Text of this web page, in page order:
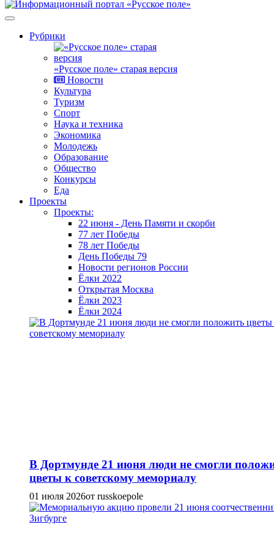
Рубрики
«Русское поле» старая версия
Новости
Культура
Туризм
Спорт
Наука и техника
Экономика
Молодежь
Образование
Общество
Конкурсы
Еда
Проекты
Проекты:
22 июня - День Памяти и скорби
77 лет Победы
78 лет Победы
День Победы 79
Новости регионов России
Ёлки 2022
Открытая Москва
Ёлки 2023
Ёлки 2024
В Дортмунде 21 июня люди не смогли
цветы к советскому мемориалу
01 июля 2026от russkoepole